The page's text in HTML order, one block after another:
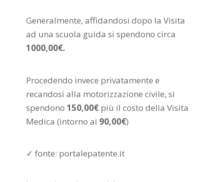
Generalmente, affidandosi dopo la Visita
ad una scuola guida si spendono circa
1000,00€.
Procedendo invece privatamente e
recandosi alla motorizzazione civile, si
spendono 150,00€più il costo della Visita
Medica (intorno ai 90,00€)
✓ fonte: portalepatente.it